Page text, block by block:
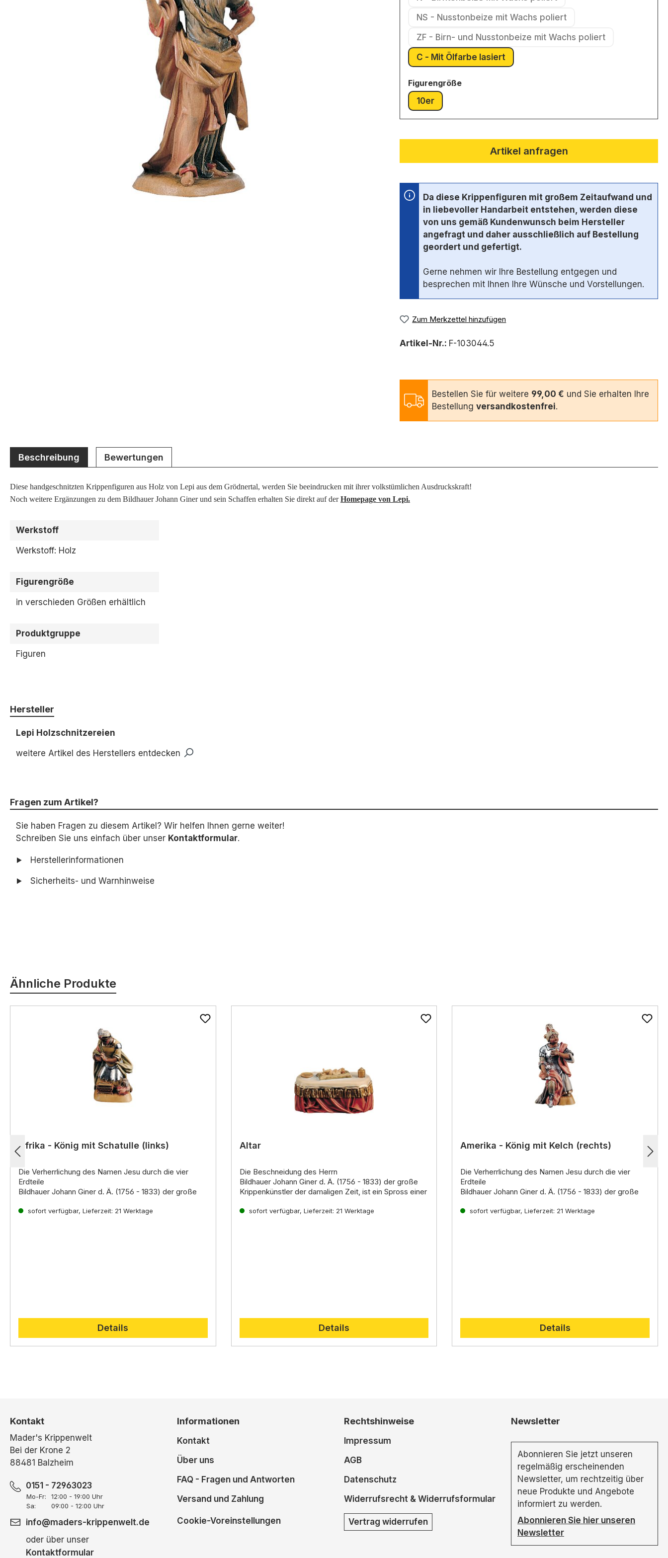
(Diese Option ist zurzeit nicht verfügbar.)
NS - Nusstonbeize mit Wachs poliert
(Diese Option ist zurzeit nicht verfügbar.)
ZF - Birn- und Nusstonbeize mit Wachs poliert
(Diese Option ist zurzeit nicht verfügbar.)
C - Mit Ölfarbe lasiert
(Diese Option ist zurzeit nicht verfügbar.)
Figurengrößeauswählen
10er
(Diese Option ist zurzeit nicht verfügbar.)
Artikel anfragen
Da diese Krippenfiguren mit großem Zeitaufwand und
in liebevoller Handarbeit entstehen, werden diese
von uns gemäß Kundenwunsch beim Hersteller
angefragt und daher ausschließlich auf Bestellung
geordert und gefertigt.
Gerne nehmen wir Ihre Bestellung entgegen und
besprechen mit Ihnen Ihre Wünsche und Vorstellungen.
Zum Merkzettel hinzufügen
Artikel-Nr.: F-103044.5
Bestellen Sie für weitere 99,00 € und Sie erhalten Ihre
Bestellung versandkostenfrei.
Beschreibung Bewertungen
Diese handgeschnitzten Krippenfiguren aus Holz von Lepi aus dem Grödnertal, werden Sie beeindrucken mit ihrer volkstümlichen Ausdruckskraft!
Noch weitere Ergänzungen zu dem Bildhauer Johann Giner und sein Schaffen erhalten Sie direkt auf derHomepage von Lepi.
Werkstoff
Werkstoff: Holz
Figurengröße
in verschieden Größen erhältlich
Produktgruppe
Figuren
Hersteller
Lepi Holzschnitzereien
weitere Artikel des Herstellers entdecken
Fragen zum Artikel?
Sie haben Fragen zu diesem Artikel? Wir helfen Ihnen gerne weiter!
Schreiben Sie uns einfach über unser Kontaktformular.
Herstellerinformationen
Sicherheits- und Warnhinweise
Ähnliche Produkte
Afrika - König mit Schatulle (links)
Die Verherrlichung des Namen Jesu durch die vier
Erdteile
Bildhauer Johann Giner d. Ä. (1756 - 1833) der große
der älteste
sofort verfügbar, Lieferzeit: 21 Werktage
Details
Altar
Die Beschneidung des Herrn
Bildhauer Johann Giner d. Ä. (1756 - 1833) der große
Krippenkünstler der damaligen Zeit, ist ein Spross einer
sofort verfügbar, Lieferzeit: 21 Werktage
Details
Amerika - König mit Kelch (rechts)
Die Verherrlichung des Namen Jesu durch die vier
Erdteile
Bildhauer Johann Giner d. Ä. (1756 - 1833) der große
der älteste
sofort verfügbar, Lieferzeit: 21 Werktage
Details
Kontakt
Mader's Krippenwelt
Bei der Krone 2
88481 Balzheim
0151 - 72963023
Mo-Fr:
12:00 - 19:00 Uhr
Sa:
09:00 - 12:00 Uhr
info@maders-krippenwelt.de
oder über unser
Kontaktformular
Informationen
Kontakt
Über uns
FAQ - Fragen und Antworten
Versand und Zahlung
Cookie-Voreinstellungen
Rechtshinweise
Impressum
AGB
Datenschutz
Widerrufsrecht & Widerrufsformular
Vertrag widerrufen
Newsletter
Abonnieren Sie jetzt unseren
regelmäßig erscheinenden
Newsletter, um rechtzeitig über
neue Produkte und Angebote
informiert zu werden.
Abonnieren Sie hier unseren
Newsletter